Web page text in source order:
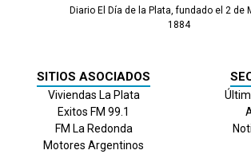
Diario El Día de la Plata, fundado el 2 de
1884
SITIOS ASOCIADOS
Viviendas La Plata
Exitos FM 99.1
FM La Redonda
Motores Argentinos